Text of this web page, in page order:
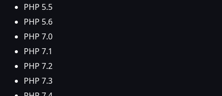
PHP 5.5
PHP 5.6
PHP 7.0
PHP 7.1
PHP 7.2
PHP 7.3